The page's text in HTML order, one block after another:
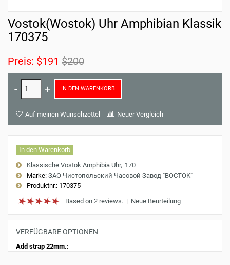
Vostok(Wostok) Uhr Amphibian Klassik
170375
Preis: $191 $200
IN DEN WARENKORB
Auf meinen Wunschzettel Neuer Vergleich
In den Warenkorb
Klassische Vostok Amphibia Uhr 170
Marke: ЗАО Чистопольский Часовой Завод "ВОСТОК"
Produktnr.: 170375
Based on 2 reviews. | Neue Beurteilung
VERFÜGBARE OPTIONEN
Add strap 22mm.: